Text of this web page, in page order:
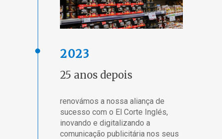
2023
25 anos depois
renovámos a nossa aliança de
sucesso com o El Corte Inglés,
inovando e digitalizando a
comunicação publicitária nos seus